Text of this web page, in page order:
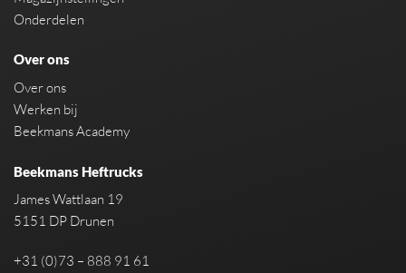
Onderdelen
Over ons
Over ons
Werken bij
Beekmans Academy
Beekmans Heftrucks
James Wattlaan 19
5151 DP Drunen
+31 (0)73 – 888 91 61